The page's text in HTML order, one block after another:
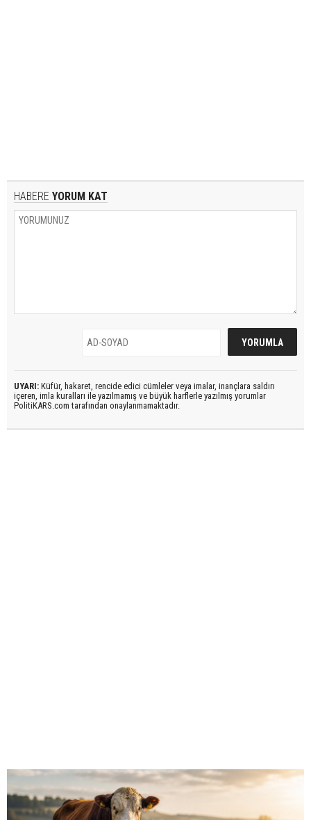
HABERE YORUM KAT
UYARI: Küfür, hakaret, rencide edici cümleler veya imalar, inançlara saldırı
içeren, imla kuralları ile yazılmamış ve büyük harflerle yazılmış yorumlar
PolitiKARS.com tarafından onaylanmamaktadır.